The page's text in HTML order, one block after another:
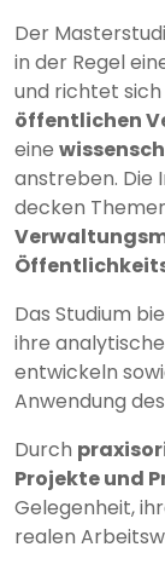
Der
in der Regel
und richtet sich
öffentlichen
eine
anstreben. Die
decken
Das Studium
ihre
entwickeln
Anwendung
Durch
Projekte und
Gelegenheit,
realen